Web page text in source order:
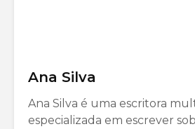
Ana Silva
Ana Silva é uma escritora
especializada em escrever